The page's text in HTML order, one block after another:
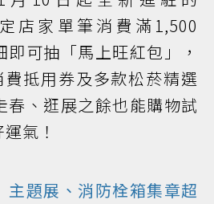
店家單筆消費滿1,500
可抽「馬上旺紅包」，
抵用券及多款松菸精選
春、逛展之餘也能購物試
氣！
主題展、消防栓箱集章超